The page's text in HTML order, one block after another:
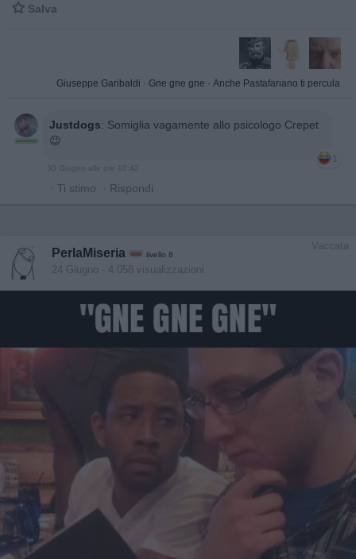
 Salva
Giuseppe Garibaldi · Gne gne gne · Anche Pastafariano ti percula
Justdogs: Somiglia vagamente allo psicologo Crepet
😉
1
30 Giugno alle ore 10:42
· Ti stimo · Rispondi
Vaccata
PerlaMiseria livello 8
24 Giugno - 4.058 visualizzazioni